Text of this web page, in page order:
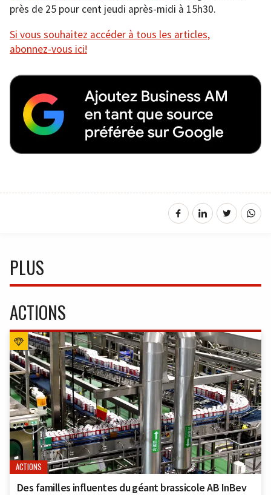
près de 25 pour cent jeudi après-midi à 15h30.
Si vous souhaitez accéder à tous les articles,
abonnez-vous ici!
PLUS
ACTIONS
ACTIONS
Des familles influentes du géant brassicole AB InBev